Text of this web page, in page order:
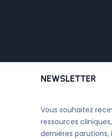
NEWSLETTER
Vous souhaitez
ressources
dernières